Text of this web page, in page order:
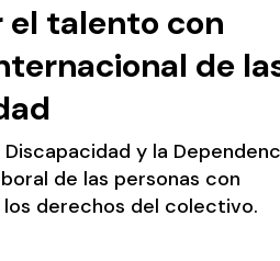
el talento con
de
y la
de las personas con
derechos del colectivo.